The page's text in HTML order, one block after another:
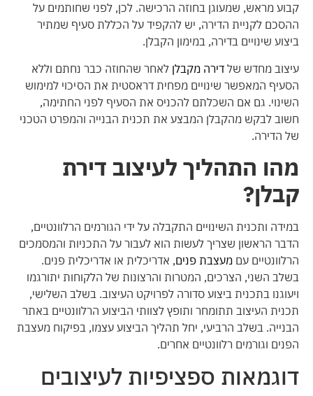
קבוע מראש, שמעוגן בחוזה הרכישה. לכן, לפני שחותמים על
ההסכם לקניית הדירה, יש להקפיד על הכללת סעיף שמתיר
ביצוע שינויים בדירה, במימון הקבלן.
עיצוב מחדש של דירה מקבלן לאחר שהחוזה כבר נחתם וללא
הסעיף המאפשר שינויים מפחית דראסטית את הסיכוי למימוש
השינוי. גם אם השכלתם להכניס את הסעיף לפני החתימה,
חשוב לבקש מהקבלן המבצע את תכנית הבנייה והמפרט הטכני
של הדירה.
מהו התהליך לעיצוב דירת
קבלן?
במידה ותכנית השינויים התקבלה על ידי הגורמים הרלוונטיים,
הדבר הראשון שצריך לעשות הוא לעבור על התכניות והמסמכים
הרלוונטיים עם מעצבת פנים, אדריכלית או אדריכלית פנים.
בשלב השני, הצרכים, המטרות והרצונות של הלקוחות יתורגמו
ויעוגנו בתכנית ביצוע סדורה לפרויקט העיצוב. בשלב השלישי,
תכנית העיצוב תתומחר ותופץ לצוותי הביצוע הרלוונטיים באתר
הבנייה. בשלב הרביעי, יחל תהליך הביצוע עצמו, בפיקוח מעצבת
הפנים וגורמים רלוונטיים אחרים.
דוגמאות ספציפיות לעיצובים